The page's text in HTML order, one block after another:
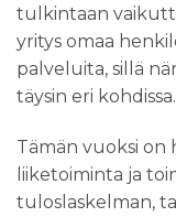
tulkintaan
yritys omaa
palveluita, sillä
täysin eri kohdissa.
Tämän vuoksi on
liiketoiminta ja
tuloslaskelman,